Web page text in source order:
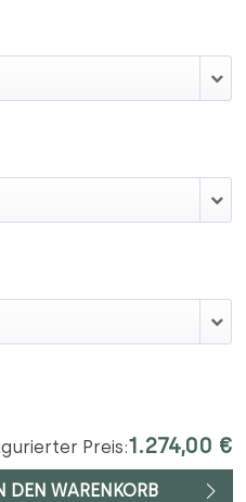
Preis:1.274,00 €
DEN WARENKORB